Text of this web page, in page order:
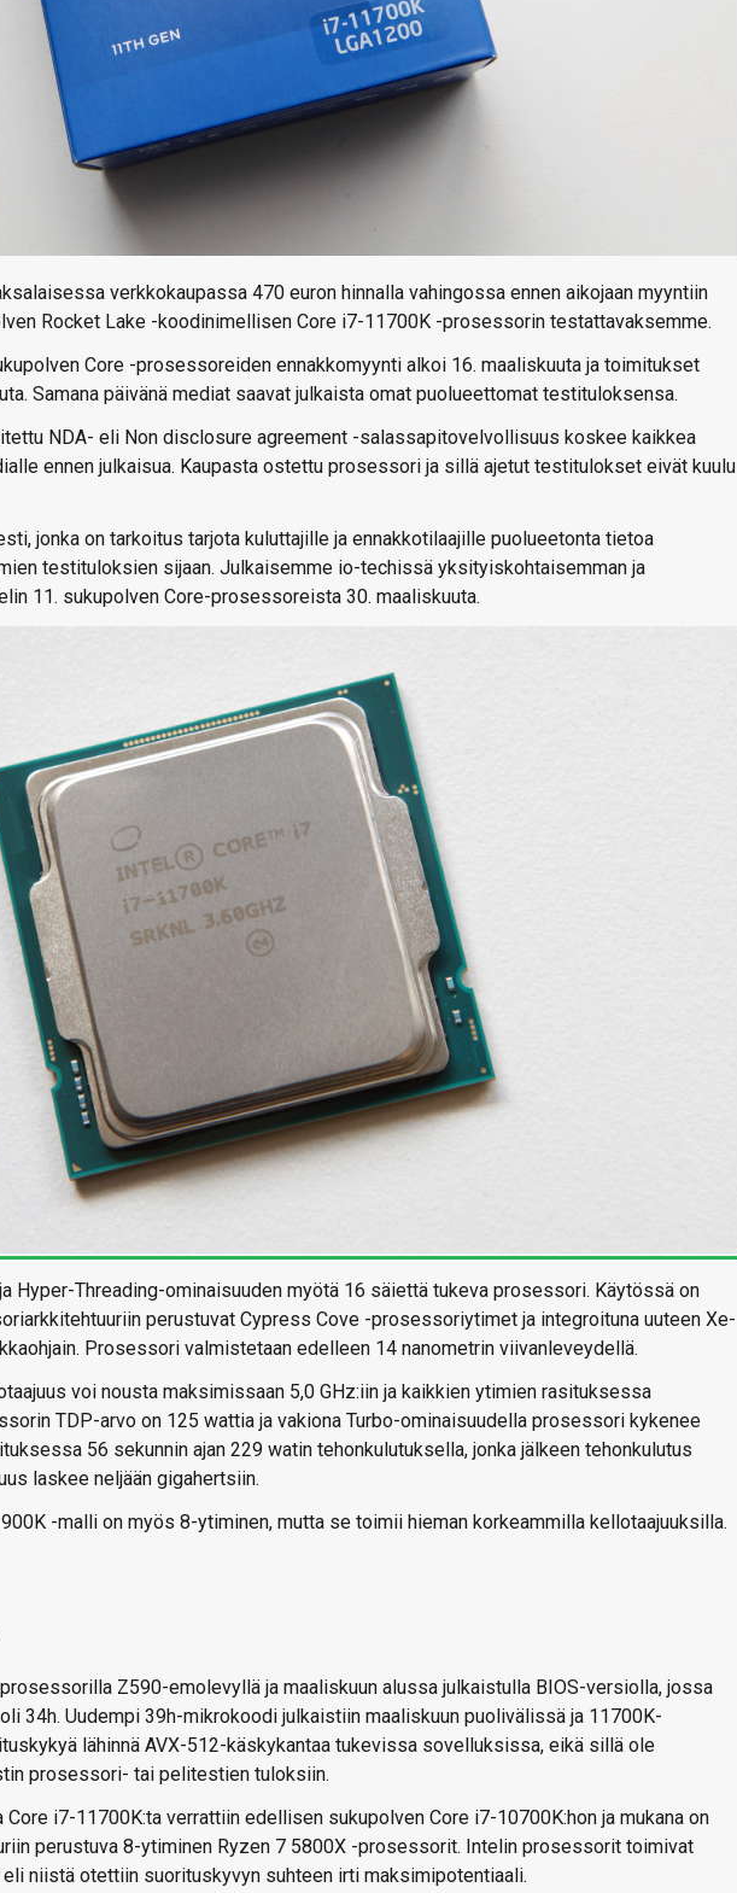
verkkokaupassa 470 euron hinnalla vahingossa ennen aikojaan myyntiin
Rocket Lake -koodinimellisen Core i7-11700K -prosessorin testattavaksemme.
Core -prosessoreiden ennakkomyynti alkoi 16. maaliskuuta ja toimitukset
Samana päivänä mediat saavat julkaista omat puolueettomat testituloksensa.
NDA- eli Non disclosure agreement -salassapitovelvollisuus koskee kaikkea
ennen julkaisua. Kaupasta ostettu prosessori ja sillä ajetut testitulokset eivät kuulu
jonka on tarkoitus tarjota kuluttajille ja ennakkotilaajille puolueetonta tietoa
testituloksien sijaan. Julkaisemme io-techissä yksityiskohtaisemman ja
11. sukupolven Core-prosessoreista 30. maaliskuuta.
Hyper-Threading-ominaisuuden myötä 16 säiettä tukeva prosessori. Käytössä on
perustuvat Cypress Cove -prosessoriytimet ja integroituna uuteen Xe-
Prosessori valmistetaan edelleen 14 nanometrin viivanleveydellä.
voi nousta maksimissaan 5,0 GHz:iin ja kaikkien ytimien rasituksessa
TDP-arvo on 125 wattia ja vakiona Turbo-ominaisuudella prosessori kykenee
56 sekunnin ajan 229 watin tehonkulutuksella, jonka jälkeen tehonkulutus
laskee neljään gigahertsiin.
-malli on myös 8-ytiminen, mutta se toimii hieman korkeammilla kellotaajuuksilla.
Z590-emolevyllä ja maaliskuun alussa julkaistulla BIOS-versiolla, jossa
34h. Uudempi 39h-mikrokoodi julkaistiin maaliskuun puolivälissä ja 11700K-
lähinnä AVX-512-käskykantaa tukevissa sovelluksissa, eikä sillä ole
prosessori- tai pelitestien tuloksiin.
i7-11700K:ta verrattiin edellisen sukupolven Core i7-10700K:hon ja mukana on
perustuva 8-ytiminen Ryzen 7 5800X -prosessorit. Intelin prosessorit toimivat
niistä otettiin suorituskyvyn suhteen irti maksimipotentiaali.